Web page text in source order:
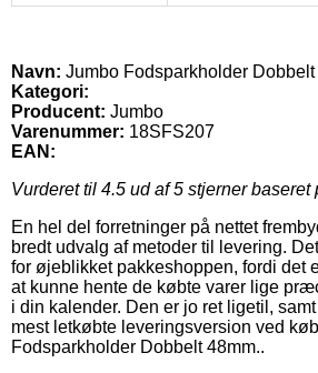
Navn: Jumbo Fodsparkholder Dobbelt
Kategori:
Producent: Jumbo
Varenummer: 18SFS207
EAN:
Vurderet til 4.5 ud af 5 stjerner baseret
En hel del forretninger på nettet
bredt udvalg af metoder til levering.
for øjeblikket pakkeshoppen, fordi det
at kunne hente de købte varer lige
i din kalender. Den er jo ret ligetil,
mest letkøbte leveringsversion ved
Fodsparkholder Dobbelt 48mm..